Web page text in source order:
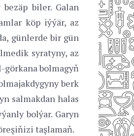
biler. Galan
köp iýýär, az
günlerde bir gün
syratyny, az
görkana bolmagyň
berk
salmakdan halas
bolýar. Garyn
taşlamaň.